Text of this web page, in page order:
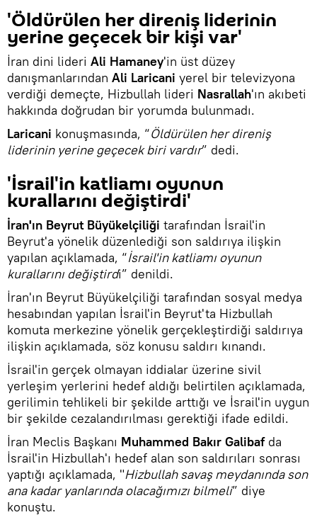
'Öldürülen her direniş liderinin
yerine geçecek bir kişi var'
İran dini lideri Ali Hamaney'in üst düzey
danışmanlarından Ali Laricani yerel bir televizyona
verdiği demeçte, Hizbullah lideri Nasrallah'ın akıbeti
hakkında doğrudan bir yorumda bulunmadı.
Laricani konuşmasında, “Öldürülen her direniş
liderinin yerine geçecek biri vardır” dedi.
'İsrail'in katliamı oyunun
kurallarını değiştirdi'
İran'ın Beyrut Büyükelçiliği tarafından İsrail'in
Beyrut'a yönelik düzenlediği son saldırıya ilişkin
yapılan açıklamada, “İsrail'in katliamı oyunun
kurallarını değiştirdi” denildi.
İran'ın Beyrut Büyükelçiliği tarafından sosyal medya
hesabından yapılan İsrail'in Beyrut'ta Hizbullah
komuta merkezine yönelik gerçekleştirdiği saldırıya
ilişkin açıklamada, söz konusu saldırı kınandı.
İsrail'in gerçek olmayan iddialar üzerine sivil
yerleşim yerlerini hedef aldığı belirtilen açıklamada,
gerilimin tehlikeli bir şekilde arttığı ve İsrail'in uygun
bir şekilde cezalandırılması gerektiği ifade edildi.
İran Meclis Başkanı Muhammed Bakır Galibaf da
İsrail'in Hizbullah'ı hedef alan son saldırıları sonrası
yaptığı açıklamada, "Hizbullah savaş meydanında son
ana kadar yanlarında olacağımızı bilmeli” diye
konuştu.